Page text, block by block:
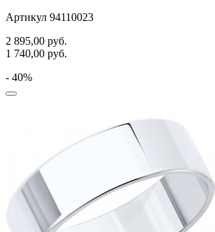
Артикул 94110023
2 895,00 руб.
1 740,00 руб.
- 40%